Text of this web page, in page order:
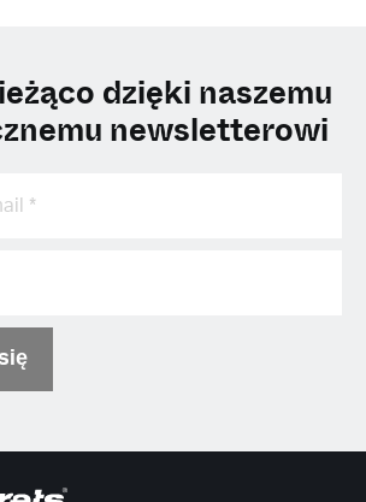
dzięki naszemu
newsletterowi